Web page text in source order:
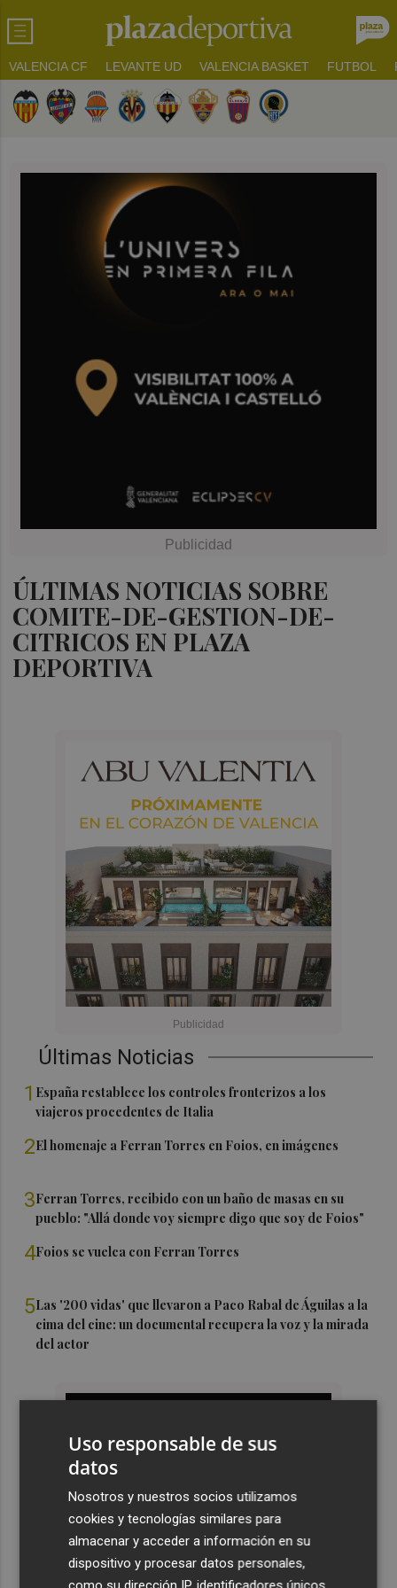
VALENCIA CF LEVANTE UD VALENCIA BASKET FUTBOL
ÚLTIMAS NOTICIAS SOBRE
COMITE-DE-GESTION-DE-
CITRICOS EN PLAZA
DEPORTIVA
Últimas Noticias
1 España restablece los controles fronterizos a los
viajeros procedentes de Italia
2El homenaje a Ferran Torres en Foios, en imágenes
3Ferran Torres, recibido con un baño de masas en su
pueblo: "Allá donde voy siempre digo que soy de Foios"
4Foios se vuelca con Ferran Torres
5Las '200 vidas' que llevaron a Paco Rabal de Águilas a la
cima del cine: un documental recupera la voz y la mirada
del actor
Uso responsable de sus
datos
Nosotros y nuestros socios utilizamos
cookies y tecnologías similares para
almacenar y acceder a información en su
dispositivo y procesar datos personales,